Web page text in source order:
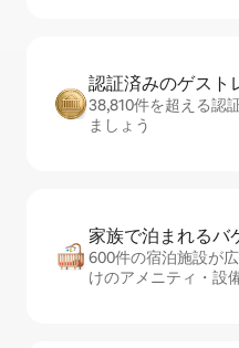
認証済みのゲ⁠ス⁠ト⁠
38,810件を超える認
ましょう
家族で泊まれるバ⁠
600件の宿泊施設が
けのアメニティ・設